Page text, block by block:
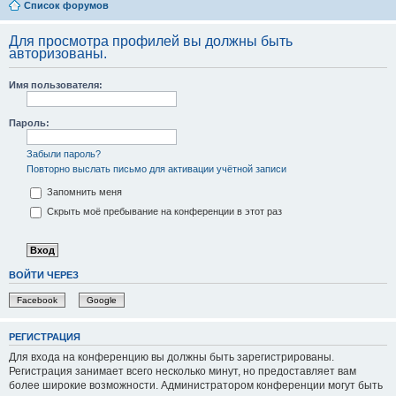
Список форумов
Для просмотра профилей вы должны быть
авторизованы.
Имя пользователя:
Пароль:
Забыли пароль?
Повторно выслать письмо для активации учётной записи
Запомнить меня
Скрыть моё пребывание на конференции в этот раз
ВОЙТИ ЧЕРЕЗ
Facebook Google
РЕГИСТРАЦИЯ
Для входа на конференцию вы должны быть зарегистрированы.
Регистрация занимает всего несколько минут, но предоставляет вам
более широкие возможности. Администратором конференции могут быть